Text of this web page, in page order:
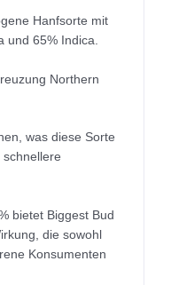
Hanfsorte mit
und 65% Indica.
Northern
was diese Sorte
bietet Biggest Bud
die sowohl
Konsumenten